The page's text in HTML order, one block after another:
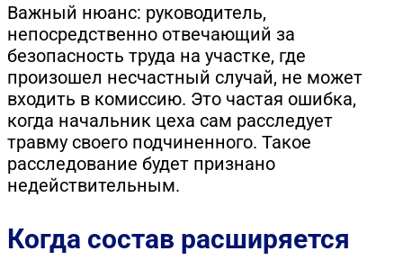
Важный нюанс: руководитель,
непосредственно отвечающий за
безопасность труда на участке, где
произошел несчастный случай, не может
входить в комиссию. Это частая ошибка,
когда начальник цеха сам расследует
травму своего подчиненного. Такое
расследование будет признано
недействительным.
Когда состав расширяется